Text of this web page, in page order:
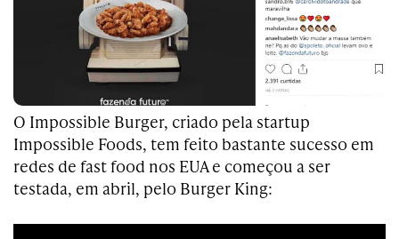
O Impossible Burger, criado pela startup
Impossible Foods, tem feito bastante sucesso em
redes de fast food nos EUA e começou a ser
testada, em abril, pelo Burger King: